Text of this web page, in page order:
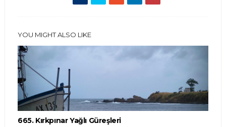
YOU MIGHT ALSO LIKE
665. Kırkpınar Yağlı Güreşleri